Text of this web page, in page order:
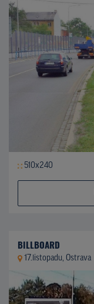
510x240
BILLBOARD
17.listopadu, Ostrava